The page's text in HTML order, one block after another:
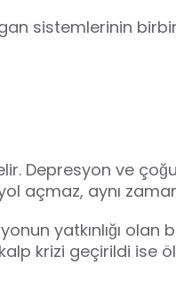
sistemlerinin
Depresyon ve
açmaz, aynı
yatkınlığı olan
krizi geçirildi